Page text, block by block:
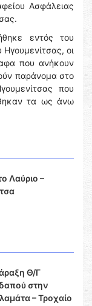
Ασφάλειας
εντός του
οι
που ανήκουν
παράνομα στο
που
τα ως άνω
Λαύριο –
Θ/Γ
στην
– Τροχαίο